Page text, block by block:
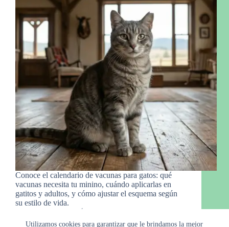
Utilizamos cookies para garantizar que le brindamos la mejor
Conoce el calendario de vacunas para gatos: qué
vacunas necesita tu minino, cuándo aplicarlas en
gatitos y adultos, y cómo ajustar el esquema según
su estilo de vida.